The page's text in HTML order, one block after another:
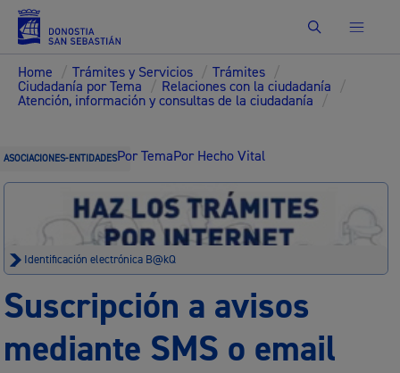
Buscar
Home / Trámites y Servicios / Trámites /
Ciudadanía por Tema / Relaciones con la ciudadanía /
Atención, información y consultas de la ciudadanía /
ASOCIACIONES-ENTIDADESPor TemaPor Hecho Vital
Identificación electrónica B@kQ
Suscripción a avisos
mediante SMS o email